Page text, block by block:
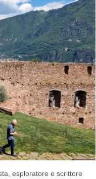
esploratore e scrittore